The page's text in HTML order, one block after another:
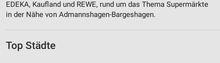
EDEKA, Kaufland und REWE, rund um das Thema Supermärkte
in der Nähe von Admannshagen-Bargeshagen.
Top Städte